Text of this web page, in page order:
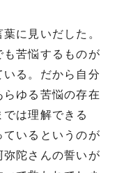
に見いだした。
も苦悩するものが
る。だから自分
ゆる苦悩の存在
は理解できる
いるというのが
陀さんの誓いが